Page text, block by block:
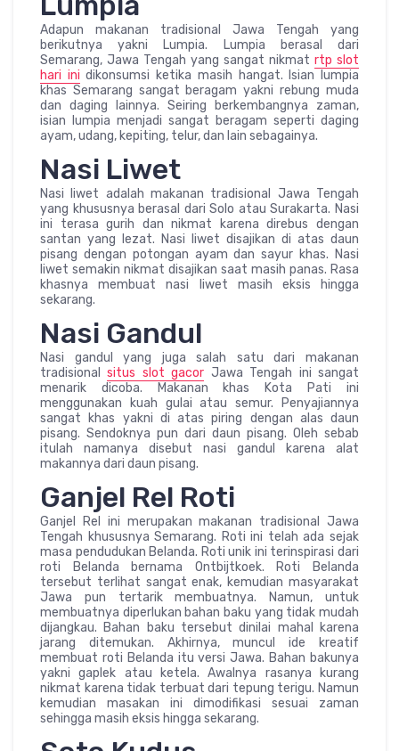
Adapun makanan tradisional Jawa Tengah yang
berikutnya yakni Lumpia. Lumpia berasal dari
Semarang, Jawa Tengah yang sangat nikmat rtp slot
hari ini dikonsumsi ketika masih hangat. Isian lumpia
khas Semarang sangat beragam yakni rebung muda
dan daging lainnya. Seiring berkembangnya zaman,
isian lumpia menjadi sangat beragam seperti daging
ayam, udang, kepiting, telur, dan lain sebagainya.
Nasi Liwet
Nasi liwet adalah makanan tradisional Jawa Tengah
yang khususnya berasal dari Solo atau Surakarta. Nasi
ini terasa gurih dan nikmat karena direbus dengan
santan yang lezat. Nasi liwet disajikan di atas daun
pisang dengan potongan ayam dan sayur khas. Nasi
liwet semakin nikmat disajikan saat masih panas. Rasa
khasnya membuat nasi liwet masih eksis hingga
sekarang.
Nasi Gandul
Nasi gandul yang juga salah satu dari makanan
tradisionalsitus slot gacor Jawa Tengah ini sangat
menarik dicoba. Makanan khas Kota Pati ini
menggunakan kuah gulai atau semur. Penyajiannya
sangat khas yakni di atas piring dengan alas daun
pisang. Sendoknya pun dari daun pisang. Oleh sebab
itulah namanya disebut nasi gandul karena alat
makannya dari daun pisang.
Ganjel Rel Roti
Ganjel Rel ini merupakan makanan tradisional Jawa
Tengah khususnya Semarang. Roti ini telah ada sejak
masa pendudukan Belanda. Roti unik ini terinspirasi dari
roti Belanda bernama Ontbijtkoek. Roti Belanda
tersebut terlihat sangat enak, kemudian masyarakat
Jawa pun tertarik membuatnya. Namun, untuk
membuatnya diperlukan bahan baku yang tidak mudah
dijangkau. Bahan baku tersebut dinilai mahal karena
jarang ditemukan. Akhirnya, muncul ide kreatif
membuat roti Belanda itu versi Jawa. Bahan bakunya
yakni gaplek atau ketela. Awalnya rasanya kurang
nikmat karena tidak terbuat dari tepung terigu. Namun
kemudian masakan ini dimodifikasi sesuai zaman
sehingga masih eksis hingga sekarang.